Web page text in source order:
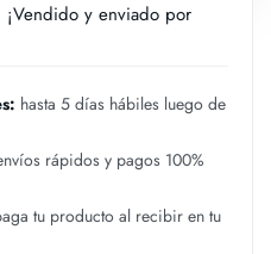
¡Vendido y enviado por
hasta 5 días hábiles luego de
rápidos y pagos 100%
tu producto al recibir en tu